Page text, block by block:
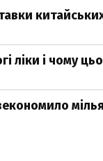
ліки і чому